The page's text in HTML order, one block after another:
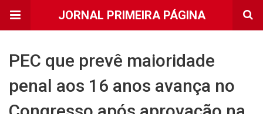
JORNAL PRIMEIRA PÁGINA
PEC que prevê maioridade
penal aos 16 anos avança no